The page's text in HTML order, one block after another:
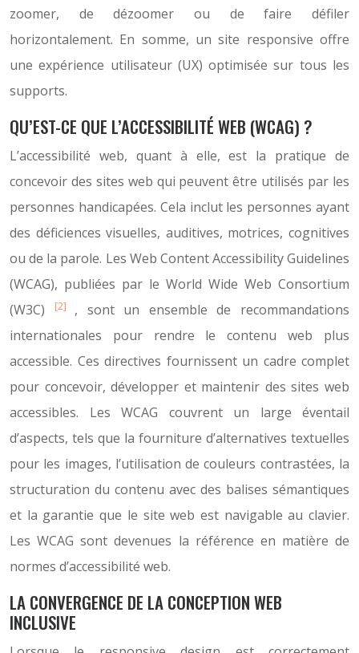
zoomer, de dézoomer ou de faire défiler
horizontalement. En somme, un site responsive offre
une expérience utilisateur (UX) optimisée sur tous les
supports.
QU’EST-CE QUE L’ACCESSIBILITÉ WEB (WCAG) ?
L’accessibilité web, quant à elle, est la pratique de
concevoir des sites web qui peuvent être utilisés par les
personnes handicapées. Cela inclut les personnes ayant
des déficiences visuelles, auditives, motrices, cognitives
ou de la parole. Les Web Content Accessibility Guidelines
(WCAG), publiées par le World Wide Web Consortium
(W3C)
[2] , sont un ensemble de recommandations
internationales pour rendre le contenu web plus
accessible. Ces directives fournissent un cadre complet
pour concevoir, développer et maintenir des sites web
accessibles. Les WCAG couvrent un large éventail
d’aspects, tels que la fourniture d’alternatives textuelles
pour les images, l’utilisation de couleurs contrastées, la
structuration du contenu avec des balises sémantiques
et la garantie que le site web est navigable au clavier.
Les WCAG sont devenues la référence en matière de
normes d’accessibilité web.
LA CONVERGENCE DE LA CONCEPTION WEB
INCLUSIVE